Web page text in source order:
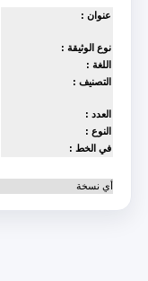
عنوان :
نوع الوثيقة :
اللغة :
التصنيف :
العدد :
النوع :
في الخط :
أي نسخة